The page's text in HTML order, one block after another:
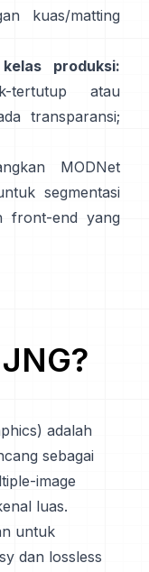
kuas/matting
produksi:
tertutup
atau
transparansi;
MODNet
segmentasi
front-end yang
JNG?
adalah
sebagai
image
luas.
untuk
dan lossless